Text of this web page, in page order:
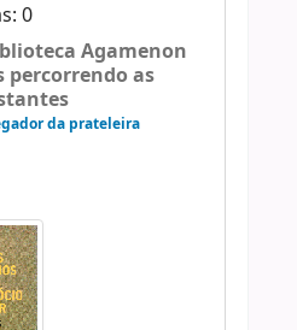
0
Agamenon
percorrendo as
da prateleira